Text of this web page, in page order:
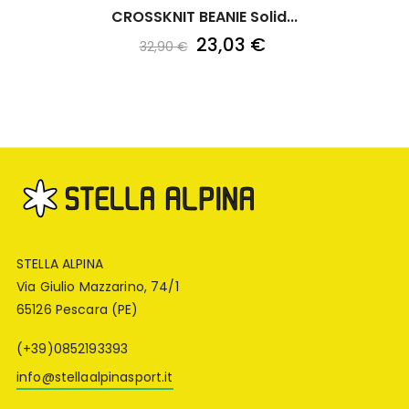
CROSSKNIT BEANIE Solid...
32,90 € 23,03 €
STELLA ALPINA
Via Giulio Mazzarino, 74/1
65126 Pescara (PE)
(+39)0852193393
info@stellaalpinasport.it